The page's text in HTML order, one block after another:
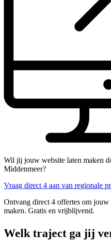
Wil jij jouw website laten maken
Middenmeer?
Vraag direct 4 aan van regionale
Ontvang direct 4 offertes om jouw
maken. Gratis en vrijblijvend.
Welk traject ga jij